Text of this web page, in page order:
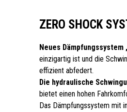
ZERO SHOCK
Neues Dämpfungssystem
einzigartig ist und die
effizient abfedert.
Die hydraulische
bietet einen hohen
Das Dämpfungssystem mit